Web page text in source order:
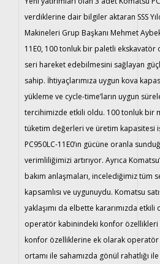
verdiklerine dair bilgiler aktaran SSS
Makineleri Grup Başkanı Mehmet
11E0, 100 tonluk bir paletli ekskavatör
seri hareket edebilmesini sağlayan
sahip. İhtiyaçlarımıza uygun kova
yükleme ve cycle-time’ların uygun
tercihimizde etkili oldu. 100 tonluk bir
tüketim değerleri ve üretim kapasitesi
PC950LC-11E0’ın gücüne oranla
verimliliğimizi artırıyor. Ayrıca
bakım anlaşmaları, incelediğimiz tüm
kapsamlısı ve uygunuydu. Komatsu
yaklaşımı da elbette kararımızda etkili
operatör kabinindeki konfor özellikleri
konfor özelliklerine ek olarak operatör
ortamı ile sahamızda gönül rahatlığı ile